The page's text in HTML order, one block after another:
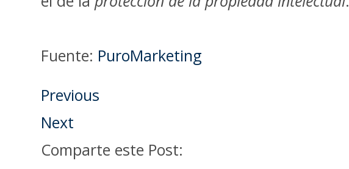
Fuente: PuroMarketing
Previous
Next
Comparte este Post: